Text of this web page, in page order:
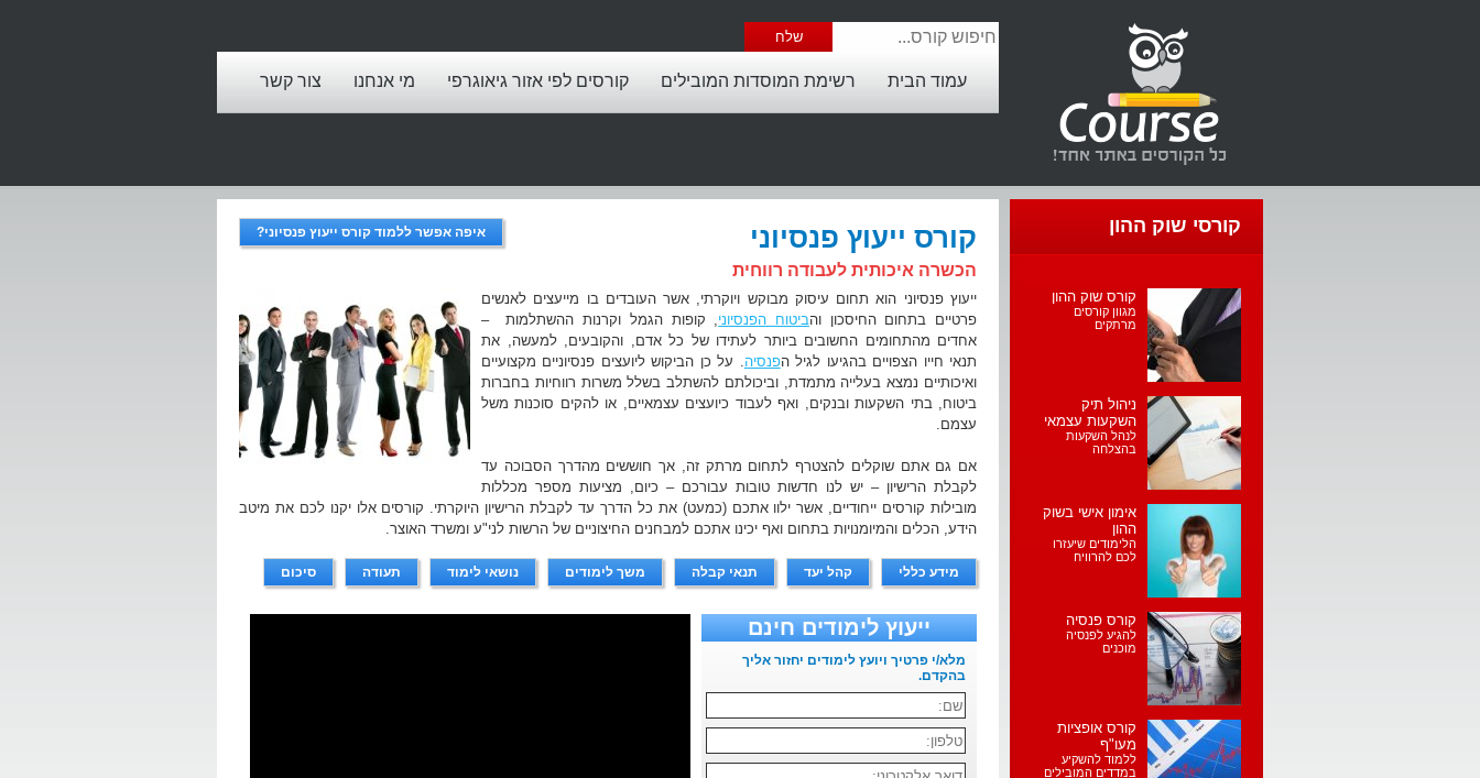
עמוד הבית רשימת המוסדות המובילים קורסים לפי אזור גיאוגרפי מי אנחנו צור קשר
קורסי שוק ההון
קורס שוק ההון
מגוון קורסים
מרתקים
ניהול תיק
השקעות עצמאי
לנהל השקעות
בהצלחה
אימון אישי בשוק
ההון
הלימודים שיעזרו
לכם להרוויח
קורס פנסיה
להגיע לפנסיה
מוכנים
קורס אופציות
מעו"ף
ללמוד להשקיע
במדדים המובילים
קורס ייעוץ פנסיוני
הכשרה איכותית לעבודה רווחית
איפה אפשר ללמוד קורס ייעוץ פנסיוני?
ייעוץ פנסיוני הוא תחום עיסוק מבוקש ויוקרתי, אשר העובדים בו מייעצים לאנשים
פרטיים בתחום החיסכון והביטוח הפנסיוני, קופות הגמל וקרנות ההשתלמות –
אחדים מהתחומים החשובים ביותר לעתידו של כל אדם, והקובעים, למעשה, את
תנאי חייו הצפויים בהגיעו לגיל הפנסיה. על כן הביקוש ליועצים פנסיוניים מקצועיים
ואיכותיים נמצא בעלייה מתמדת, וביכולתם להשתלב בשלל משרות רווחיות בחברות
ביטוח, בתי השקעות ובנקים, ואף לעבוד כיועצים עצמאיים, או להקים סוכנות משל
עצמם.
אם גם אתם שוקלים להצטרף לתחום מרתק זה, אך חוששים מהדרך הסבוכה עד
לקבלת הרישיון – יש לנו חדשות טובות עבורכם – כיום, מציעות מספר מכללות
מובילות קורסים ייחודיים, אשר ילוו אתכם (כמעט) את כל הדרך עד לקבלת הרישיון היוקרתי. קורסים אלו יקנו לכם את מיטב
הידע, הכלים והמיומנויות בתחום ואף יכינו אתכם למבחנים החיצוניים של הרשות לני"ע ומשרד האוצר.
מידע כללי קהל יעד תנאי קבלה משך לימודים נושאי לימוד תעודה סיכום
ייעוץ לימודים חינם
מלא/י פרטיך ויועץ לימודים יחזור אליך
בהקדם.